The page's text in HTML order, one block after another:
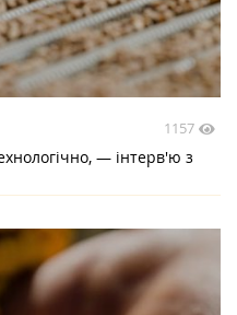
1157
— інтерв'ю з